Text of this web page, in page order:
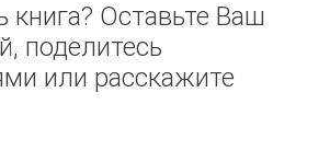
книга? Оставьте Ваш
поделитесь
или расскажите